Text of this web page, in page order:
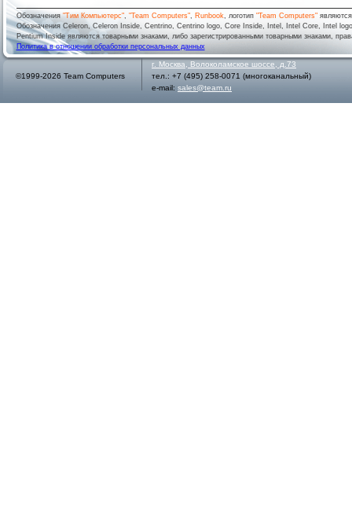
Обозначения"Тим Компьютерс", "Team Computers", Runbook, логотип "Team Computers"
Обозначения Celeron, Celeron Inside, Centrino, Centrino logo, Core Inside, Intel, Intel Core, Intel
Pentium Inside являются товарными знаками, либо зарегистрированными товарными знаками,
Политика в отношении обработки персональных данных
©1999-2026 Team Computers
г. Москва
Волоколамское шоссе, д.73
тел.: +7 (495) 258-0071 (многоканальный)
e-mail: sales@team.ru